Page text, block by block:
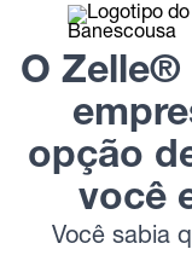
O Zelle®
opção
você
Você sabia